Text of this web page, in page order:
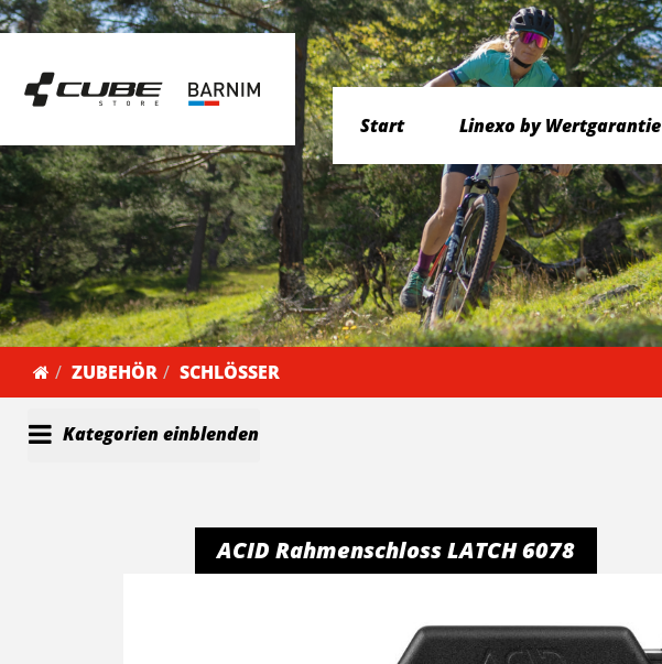
Start Linexo by Wertgarantie
ZUBEHÖR SCHLÖSSER
Kategorien einblenden
ACID Rahmenschloss LATCH 6078